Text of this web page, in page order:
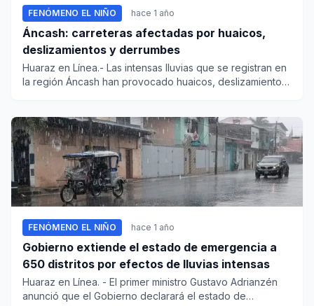
FENÓMENO EL NIÑO hace 1 año
Áncash: carreteras afectadas por huaicos,
deslizamientos y derrumbes
Huaraz en Línea.- Las intensas lluvias que se registran en
la región Áncash han provocado huaicos, deslizamientos
FENÓMENO EL NIÑO hace 1 año
Gobierno extiende el estado de emergencia a
650 distritos por efectos de lluvias intensas
Huaraz en Línea. - El primer ministro Gustavo Adrianzén
anunció que el Gobierno declarará el estado de